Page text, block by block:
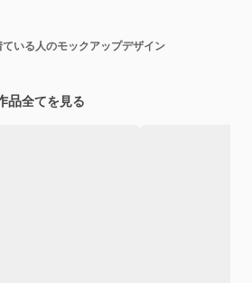
いる人のモックアップデザイン
品全てを見る